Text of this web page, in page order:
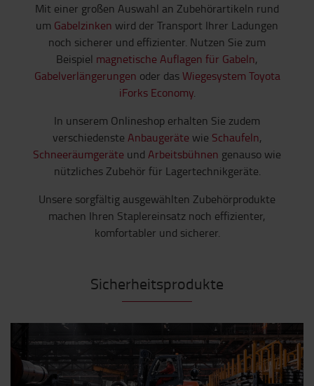
Mit einer großen Auswahl an Zubehörartikeln rund
um Gabelzinken wird der Transport Ihrer Ladungen
noch sicherer und effizienter. Nutzen Sie zum
Beispiel magnetische Auflagen für Gabeln,
Gabelverlängerungen oder dasWiegesystem Toyota
iForks Economy.
In unserem Onlineshop erhalten Sie zudem
verschiedenste Anbaugeräte wie Schaufeln,
Schneeräumgeräte und Arbeitsbühnen genauso wie
nützliches Zubehör für Lagertechnikgeräte.
Unsere sorgfältig ausgewählten Zubehörprodukte
machen Ihren Staplereinsatz noch effizienter,
komfortabler und sicherer.
Sicherheitsprodukte